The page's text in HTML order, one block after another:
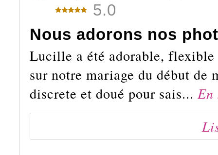
5.0
Nous adorons nos
Lucille a été adorable,
sur notre mariage du début de
discrete et doué pour sais... En